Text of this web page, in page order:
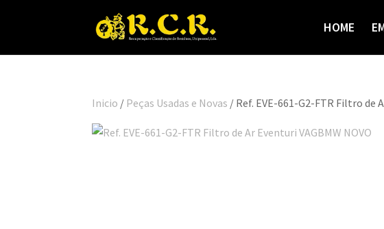
HOME
Inicio / Peças Usadas e Novas / Ref. EVE-661-G2-FTR Filtro de